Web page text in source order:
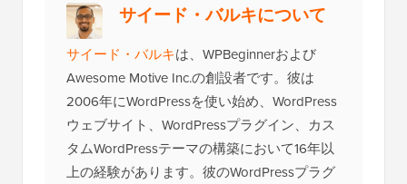
サイード・バルキについて
サイード・バルキは、WPBeginnerおよび
Awesome Motive Inc.の創設者です。彼は
2006年にWordPressを使い始め、WordPress
ウェブサイト、WordPressプラグイン、カス
タムWordPressテーマの構築において16年以
上の経験があります。彼のWordPressプラグ